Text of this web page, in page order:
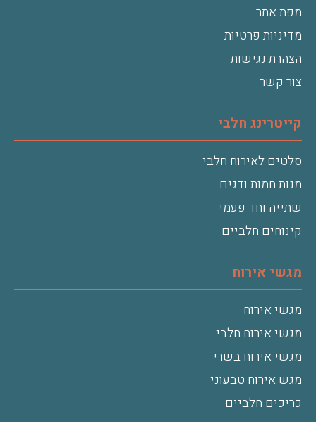
מפת אתר
מדיניות פרטיות
הצהרת נגישות
צור קשר
קייטרינג חלבי
סלטים לאירוח חלבי
מנות חמות ודגים
שתייה וחד פעמי
קינוחים חלביים
מגשי אירוח
מגשי אירוח
מגשי אירוח חלבי
מגשי אירוח בשרי
מגש אירוח טבעוני
כריכים חלביים